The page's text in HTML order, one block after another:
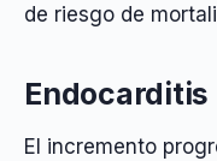
de riesgo de
Endocarditis
El incremento